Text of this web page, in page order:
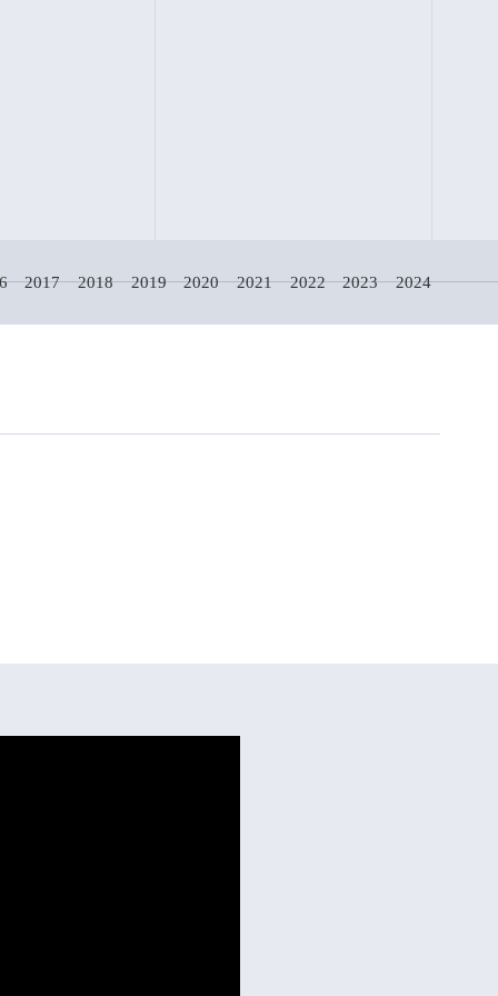
2017 2018 2019 2020 2021 2022 2023 2024